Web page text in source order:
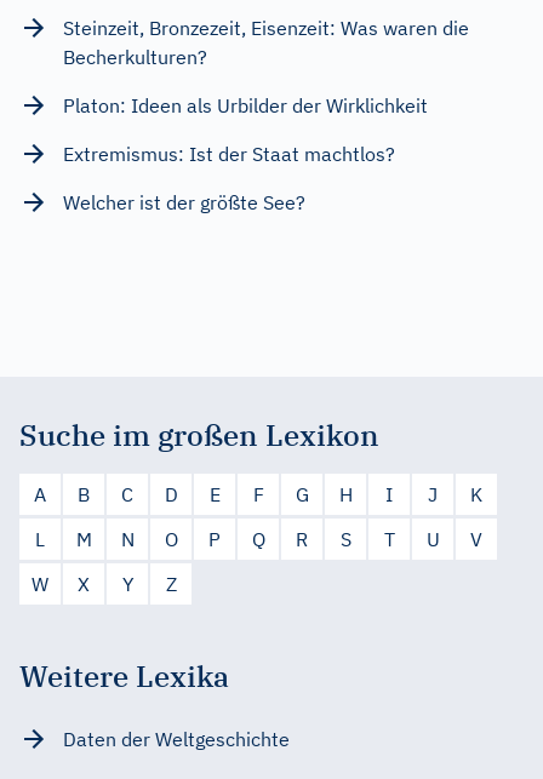
Steinzeit, Bronzezeit, Eisenzeit: Was waren die
Becherkulturen?
Platon: Ideen als Urbilder der Wirklichkeit
Extremismus: Ist der Staat machtlos?
Welcher ist der größte See?
Suche im großen Lexikon
A B C D E F G H I J
K
L
M N O P Q R S T U
V
W
X Y Z
Weitere Lexika
Daten der Weltgeschichte